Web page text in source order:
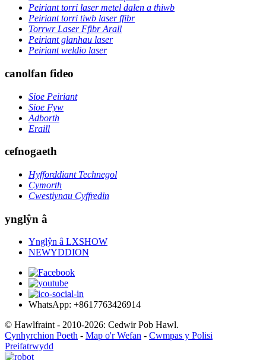
Peiriant torri laser metel dalen a thiwb
Peiriant torri tiwb laser ffibr
Torrwr Laser Ffibr Arall
Peiriant glanhau laser
Peiriant weldio laser
canolfan fideo
Sioe Peiriant
Sioe Fyw
Adborth
Eraill
cefnogaeth
Hyfforddiant Technegol
Cymorth
Cwestiynau Cyffredin
ynglŷn â
Ynglŷn â LXSHOW
NEWYDDION
WhatsApp: +8617763426914
© Hawlfraint - 2010-2026: Cedwir Pob Hawl.
Cynhyrchion Poeth - Map o'r Wefan - Cwmpas y Polisi
Preifatrwydd